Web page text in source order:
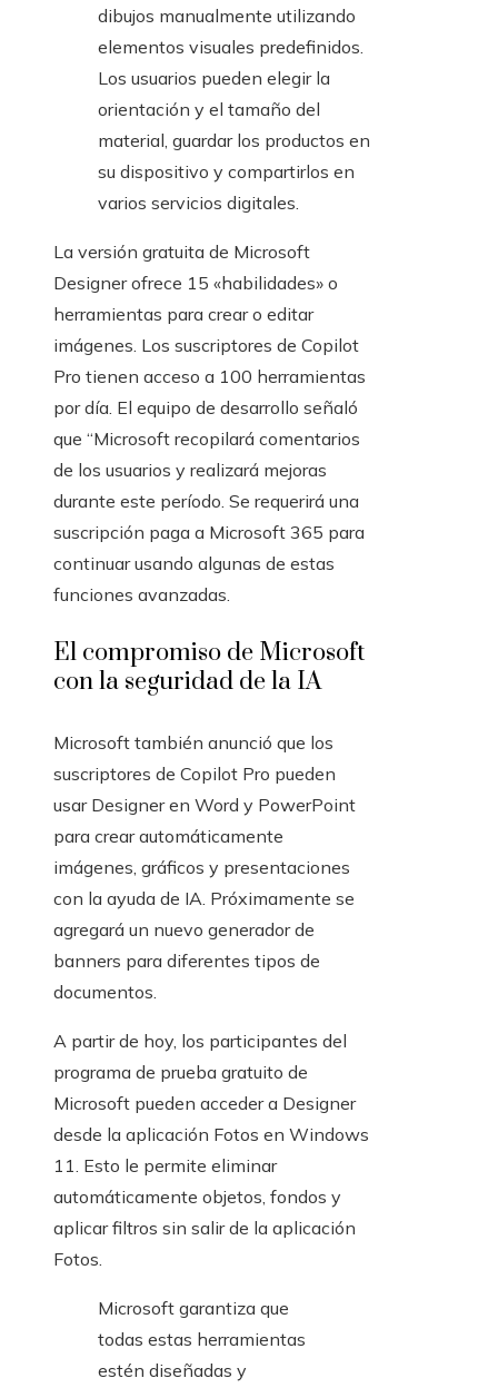
dibujos manualmente utilizando
elementos visuales predefinidos.
Los usuarios pueden elegir la
orientación y el tamaño del
material, guardar los productos en
su dispositivo y compartirlos en
varios servicios digitales.
La versión gratuita de Microsoft
Designer ofrece 15 «habilidades» o
herramientas para crear o editar
imágenes. Los suscriptores de Copilot
Pro tienen acceso a 100 herramientas
por día. El equipo de desarrollo señaló
que “Microsoft recopilará comentarios
de los usuarios y realizará mejoras
durante este período. Se requerirá una
suscripción paga a Microsoft 365 para
continuar usando algunas de estas
funciones avanzadas.
El compromiso de Microsoft
con la seguridad de la IA
Microsoft también anunció que los
suscriptores de Copilot Pro pueden
usar Designer en Word y PowerPoint
para crear automáticamente
imágenes, gráficos y presentaciones
con la ayuda de IA. Próximamente se
agregará un nuevo generador de
banners para diferentes tipos de
documentos.
A partir de hoy, los participantes del
programa de prueba gratuito de
Microsoft pueden acceder a Designer
desde la aplicación Fotos en Windows
11. Esto le permite eliminar
automáticamente objetos, fondos y
aplicar filtros sin salir de la aplicación
Fotos.
Microsoft garantiza que
todas estas herramientas
estén diseñadas y